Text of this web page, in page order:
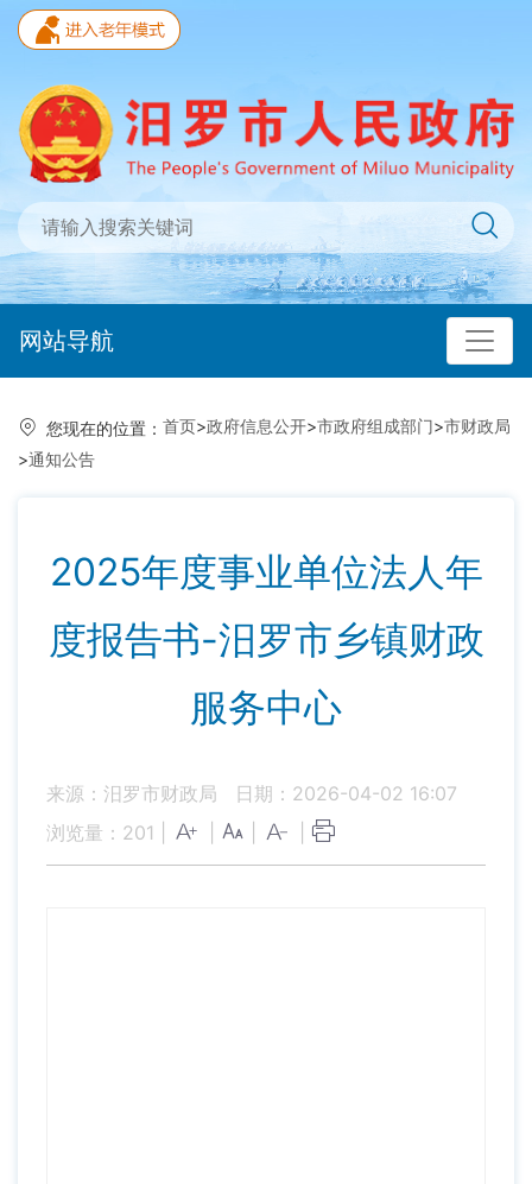
网站导航
您现在的位置： 首页>政府信息公开>市政府组成部门>市财政局
>通知公告
2025年度事业单位法人年
度报告书-汨罗市乡镇财政
服务中心
来源：汨罗市财政局
日期：2026-04-02 16:07
浏览量： 201